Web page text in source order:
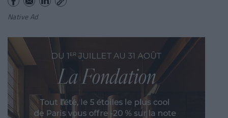
Native Ad